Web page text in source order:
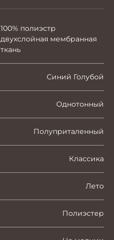
100% полиэстр
двухслойная мембранная
ткань
Синий Голубой
Однотонный
Полуприталенный
Классика
Лето
Полиэстер